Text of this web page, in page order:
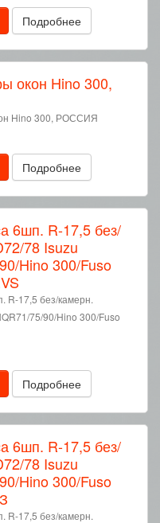
Подробнее
окон Hino 300,
Hino 300, РОССИЯ
Подробнее
6шп. R-17,5 без/
78 Isuzu
Hino 300/Fuso
R-17,5 без/камерн.
75/90/Hino 300/Fuso
Подробнее
6шп. R-17,5 без/
78 Isuzu
Hino 300/Fuso
R-17,5 без/камерн.